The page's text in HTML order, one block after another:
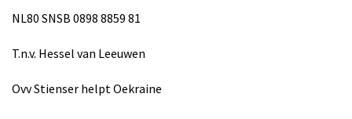
NL80 SNSB 0898 8859 81
T.n.v. Hessel van Leeuwen
Ovv Stienser helpt Oekraine